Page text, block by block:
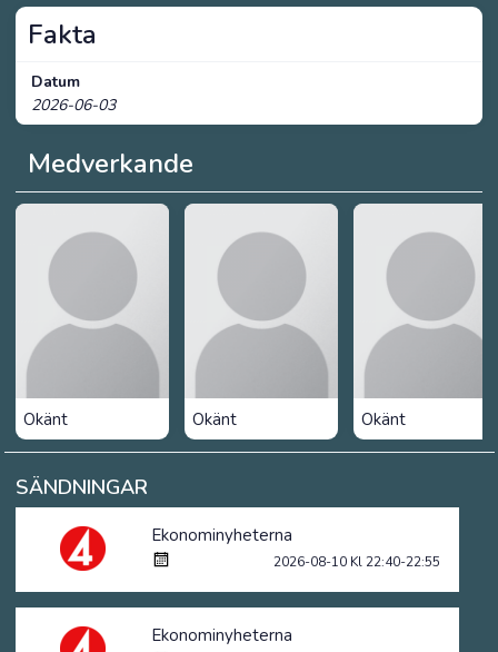
Medverkande
Okänt Okänt Okänt
Fakta
Datum
2026-06-03
SÄNDNINGAR
Ekonominyheterna
2026-08-10 Kl 22:40-22:55
Ekonominyheterna